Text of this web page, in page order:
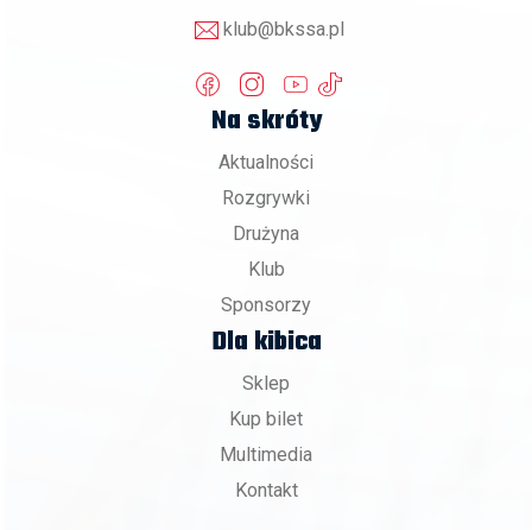
klub@bkssa.pl
Na skróty
Aktualności
Rozgrywki
Drużyna
Klub
Sponsorzy
Dla kibica
Sklep
Kup bilet
Multimedia
Kontakt